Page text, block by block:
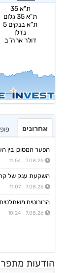
אחרונים
הפער המסוכן בין
7.08.26 11:54
השקעת ענק של
7.08.26 11:07
הרובוטים משתלטים
7.08.26 10:24
הודעות